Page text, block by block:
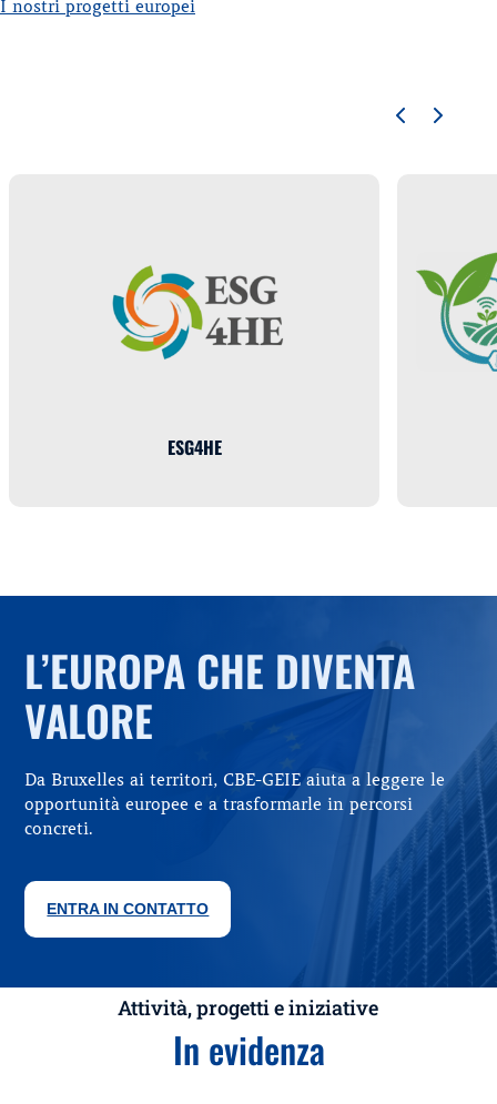
I nostri progetti europei
ESG4HE
L’EUROPA CHE DIVENTA
VALORE
Da Bruxelles ai territori, CBE-GEIE aiuta a leggere le
opportunità europee e a trasformarle in percorsi
concreti.
ENTRA IN CONTATTO
Attività, progetti e iniziative
In evidenza